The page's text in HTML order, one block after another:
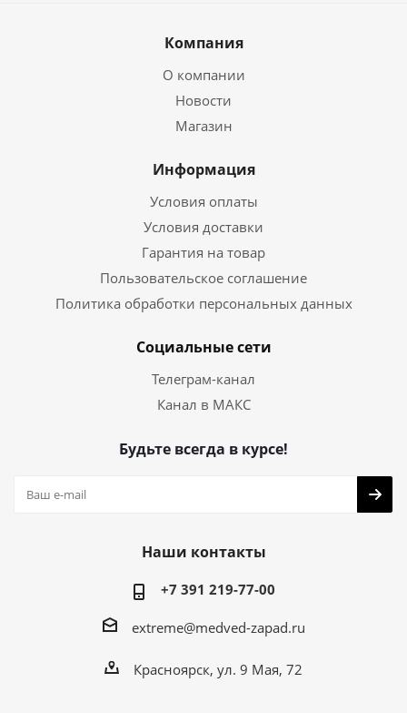
Компания
О компании
Новости
Магазин
Информация
Условия оплаты
Условия доставки
Гарантия на товар
Пользовательское соглашение
Политика обработки персональных данных
Социальные сети
Телеграм-канал
Канал в МАКС
Будьте всегда в курсе!
Наши контакты
+7 391 219-77-00
extreme@medved-zapad.ru
Красноярск, ул. 9 Мая, 72